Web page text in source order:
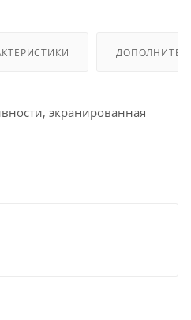
экранированная